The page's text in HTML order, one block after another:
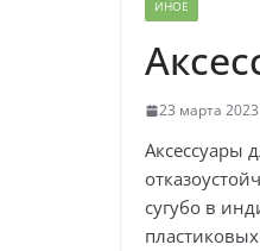
ИНОЕ
23 марта 2023
Аксессуары
сугубо в